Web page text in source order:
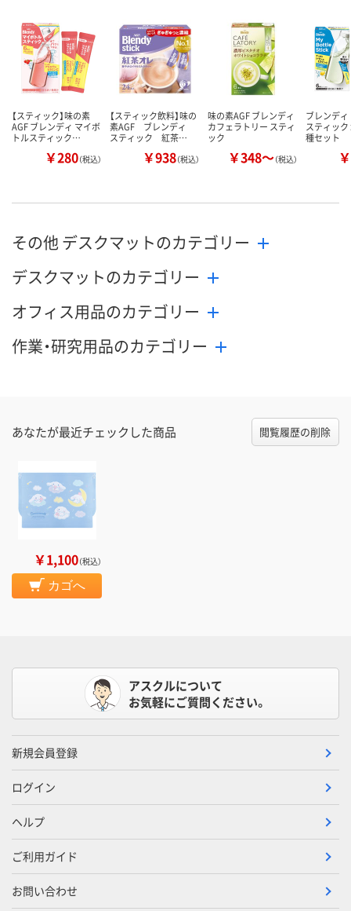
カゴへ カ
【スティック】味の素
AGF ブレンディ マイボ
トルスティック…
￥280（税込）
【スティック飲料】味の
素AGF ブレンディ
スティック 紅茶…
￥938（税込）
味の素AGF ブレンディ
カフェラトリー スティ
ック
￥348～（税込）
ブレンデ
スティッ
種セット
その他 デスクマットのカテゴリー
デスクマットのカテゴリー
オフィス用品のカテゴリー
作業・研究用品のカテゴリー
あなたが最近チェックした商品 閲覧履歴の削除
￥1,100（税込）
カゴへ
アスクルについて
お気軽にご質問ください。
新規会員登録
ログイン
ヘルプ
ご利用ガイド
お問い合わせ